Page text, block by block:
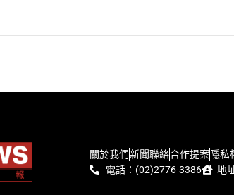
關於我們新聞聯絡合作提案隱私
電話：(02)2776-3386
地